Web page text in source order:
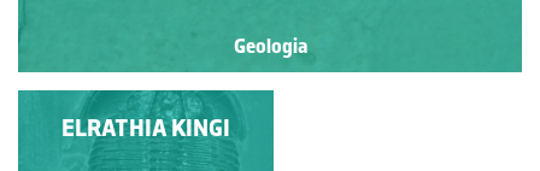
Geologia
CHESAPECTEN
JEFFERSONIUS
ELRATHIA KINGI